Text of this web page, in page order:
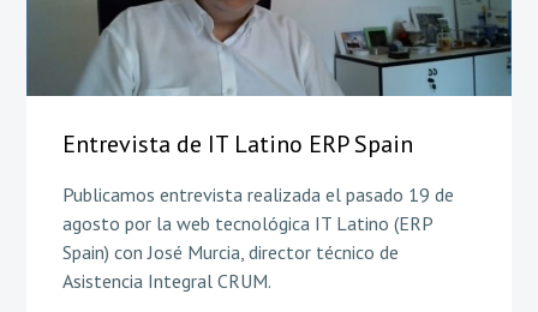
Entrevista de IT Latino ERP Spain
Publicamos entrevista realizada el pasado 19 de
agosto por la web tecnológica IT Latino (ERP
Spain) con José Murcia, director técnico de
Asistencia Integral CRUM.